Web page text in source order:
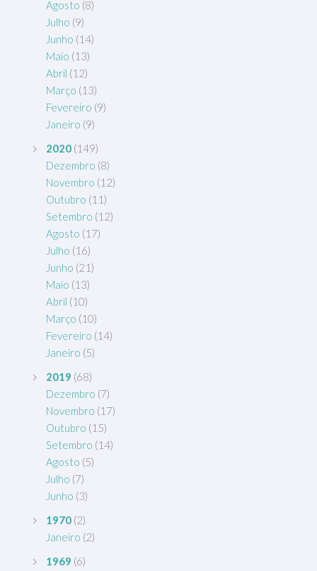
Agosto (8)
Julho (9)
Junho (14)
Maio (13)
Abril (12)
Março (13)
Fevereiro (9)
Janeiro (9)
2020 (149)
Dezembro (8)
Novembro (12)
Outubro (11)
Setembro (12)
Agosto (17)
Julho (16)
Junho (21)
Maio (13)
Abril (10)
Março (10)
Fevereiro (14)
Janeiro (5)
2019 (68)
Dezembro (7)
Novembro (17)
Outubro (15)
Setembro (14)
Agosto (5)
Julho (7)
Junho (3)
1970 (2)
Janeiro (2)
1969 (6)